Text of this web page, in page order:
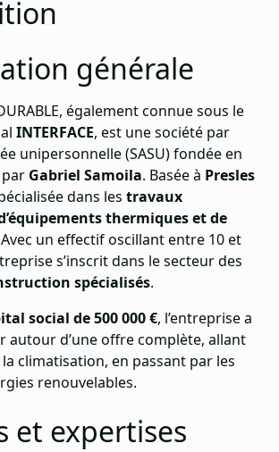
générale
également connue sous le
INTERFACE, est une société par
unipersonnelle (SASU) fondée en
Gabriel Samoila. Basée à Presles
dans lestravaux
thermiques et de
un effectif oscillant entre 10 et
s’inscrit dans le secteur des
spécialisés.
social de 500 000 €, l’entreprise a
autour d’une offre complète, allant
climatisation, en passant par les
renouvelables.
et expertises